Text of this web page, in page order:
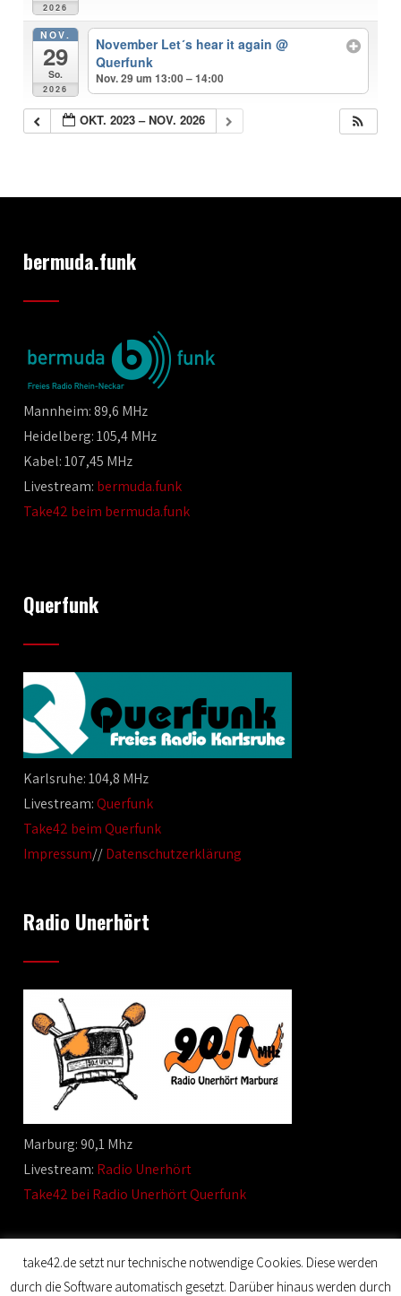
2026
NOV.
29
So.
2026
November Let´s hear it again @
Querfunk
Nov. 29 um 13:00 – 14:00
OKT. 2023 – NOV. 2026
bermuda.funk
Mannheim: 89,6 MHz
Heidelberg: 105,4 MHz
Kabel: 107,45 MHz
Livestream: bermuda.funk
Take42 beim bermuda.funk
Querfunk
Karlsruhe: 104,8 MHz
Livestream:Querfunk
Take42 beim Querfunk
Impressum//Datenschutzerklärung
Radio Unerhört
Marburg: 90,1 Mhz
Livestream: Radio Unerhört
Take42 bei Radio Unerhört Querfunk
take42.de setzt nur technische notwendige Cookies. Diese werden
durch die Software automatisch gesetzt. Darüber hinaus werden durch